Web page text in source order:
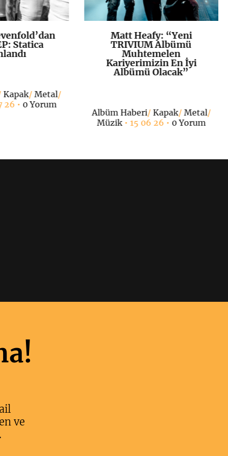
+Statica
Kapak/Metal/
26 • 0 Yorum
K+
Matt Heafy: “Yeni
TRIVIUM Albümü
Muhtemelen
Kariyerimizin En İyi
Albümü Olacak”
Albüm Haberi/ Kapak/Metal/
Müzik• 15 06 26 • 0 Yorum
ve